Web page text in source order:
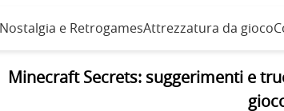
Nostalgia e RetrogamesAttrezzatura da gioco
Minecraft Secrets: suggerimenti e